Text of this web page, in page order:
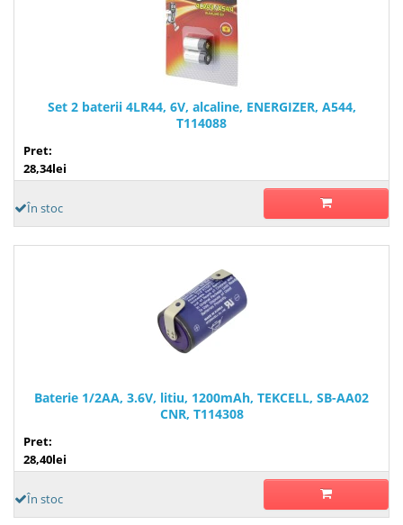
Set 2 baterii 4LR44, 6V, alcaline, ENERGIZER, A544,
T114088
Pret:
28,34lei
În stoc
Baterie 1/2AA, 3.6V, litiu, 1200mAh, TEKCELL, SB-AA02
CNR, T114308
Pret:
28,40lei
În stoc